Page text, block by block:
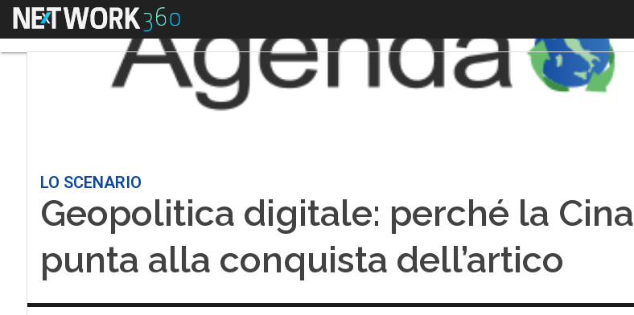
Menu
LO SCENARIO
Geopolitica digitale: perché la Cina
punta alla conquista dell’artico